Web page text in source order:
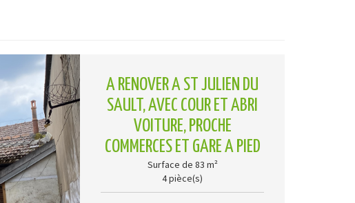
A RENOVER A ST JULIEN DU
SAULT, AVEC COUR ET ABRI
VOITURE, PROCHE
COMMERCES ET GARE A PIED
Surface de 83 m²
4 pièce(s)